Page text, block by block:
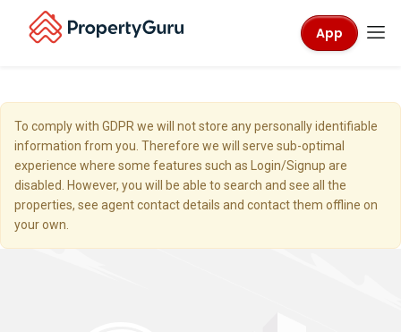
App
To comply with GDPR we will not store any personally identifiable
information from you. Therefore we will serve sub-optimal
experience where some features such as Login/Signup are
disabled. However, you will be able to search and see all the
properties, see agent contact details and contact them offline on
your own.